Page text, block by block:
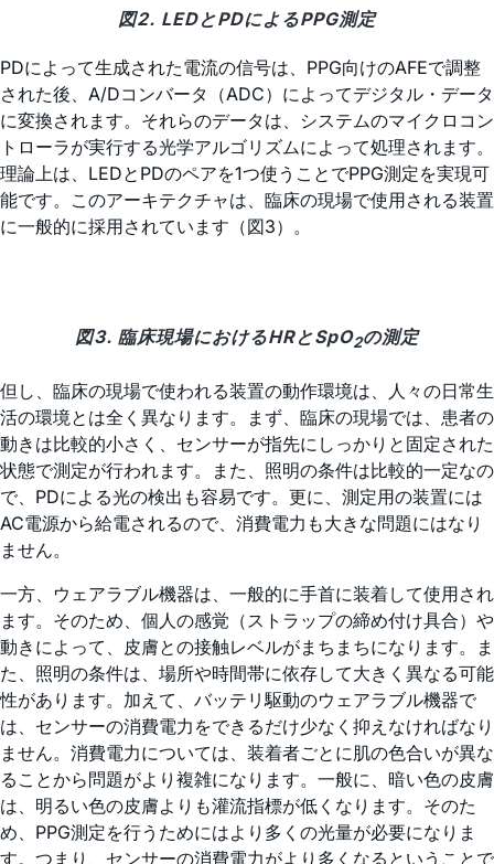
図2. LEDとPDによるPPG測定
PDによって生成された電流の信号は、PPG向けのAFEで調整
された後、A/Dコンバータ（ADC）によってデジタル・データ
に変換されます。それらのデータは、システムのマイクロコン
トローラが実行する光学アルゴリズムによって処理されます。
理論上は、LEDとPDのペアを1つ使うことでPPG測定を実現可
能です。このアーキテクチャは、臨床の現場で使用される装置
に一般的に採用されています（図3）。
図3. 臨床現場におけるHRとSpO2の測定
但し、臨床の現場で使われる装置の動作環境は、人々の日常生
活の環境とは全く異なります。まず、臨床の現場では、患者の
動きは比較的小さく、センサーが指先にしっかりと固定された
状態で測定が行われます。また、照明の条件は比較的一定なの
で、PDによる光の検出も容易です。更に、測定用の装置には
AC電源から給電されるので、消費電力も大きな問題にはなり
ません。
一方、ウェアラブル機器は、一般的に手首に装着して使用され
ます。そのため、個人の感覚（ストラップの締め付け具合）や
動きによって、皮膚との接触レベルがまちまちになります。ま
た、照明の条件は、場所や時間帯に依存して大きく異なる可能
性があります。加えて、バッテリ駆動のウェアラブル機器で
は、センサーの消費電力をできるだけ少なく抑えなければなり
ません。消費電力については、装着者ごとに肌の色合いが異な
ることから問題がより複雑になります。一般に、暗い色の皮膚
は、明るい色の皮膚よりも灌流指標が低くなります。そのた
め、PPG測定を行うためにはより多くの光量が必要になりま
す。つまり、センサーの消費電力がより多くなるということで